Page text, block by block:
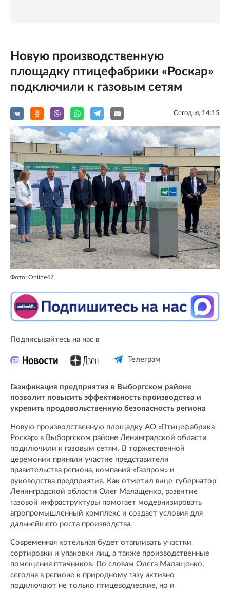
Новую производственную
площадку птицефабрики «Роскар»
подключили к газовым сетям
Сегодня, 14:15
Фото: Online47
Подписывайтесь на нас в
Телеграм
Газификация предприятия в Выборгском районе
позволит повысить эффективность производства и
укрепить продовольственную безопасность региона
Новую производственную площадку АО «Птицефабрика
Роскар» в Выборгском районе Ленинградской области
подключили к газовым сетям. В торжественной
церемонии приняли участие представители
правительства региона, компаний «Газпром» и
руководства предприятия. Как отметил вице-губернатор
Ленинградской области Олег Малащенко, развитие
газовой инфраструктуры помогает модернизировать
агропромышленный комплекс и создает условия для
дальнейшего роста производства.
Современная котельная будет отапливать участки
сортировки и упаковки яиц, а также производственные
помещения птичников. По словам Олега Малащенко,
сегодня в регионе к природному газу активно
подключают не только птицеводческие, но и